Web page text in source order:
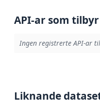
API-ar som
Ingen registrerte API-ar
Liknande